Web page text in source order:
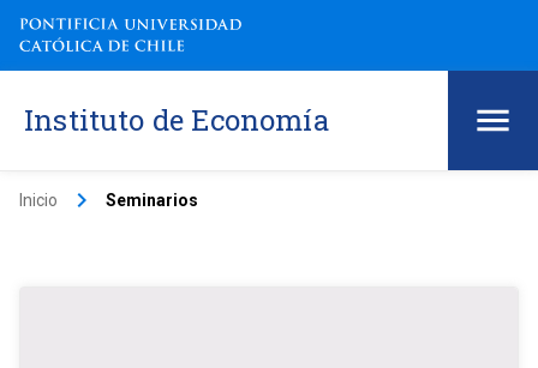
Instituto de Economía
Inicio keyboard_arrow_right Seminarios